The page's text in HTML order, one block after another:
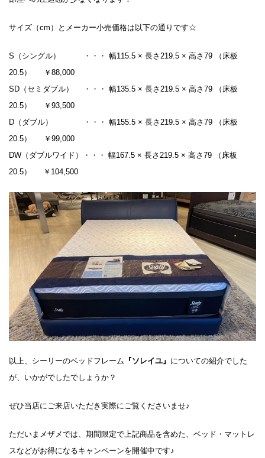
サイズ（cm）とメーカー小売価格は以下の通りです☆
S（シングル） ・・・ 幅115.5 × 長さ219.5 × 高さ79 （床板
20.5） ￥88,000
SD（セミダブル） ・・・ 幅135.5 × 長さ219.5 × 高さ79 （床板
20.5） ￥93,500
D（ダブル） ・・・ 幅155.5 × 長さ219.5 × 高さ79 （床板
20.5） ￥99,000
DW（ダブルワイド）・・・ 幅167.5 × 長さ219.5 × 高さ79 （床板
20.5） ￥104,500
以上、シーリーのベッドフレーム 『ソレイユ』 についての紹介でした
が、いかがでしたでしょうか？
ぜひ当店にご来店いただき実際にご覧くださいませ♪
ただいまメザメでは、期間限定で上記商品を含めた、ベッド・マットレ
スなどがお得になるキャンペーンを開催中です♪